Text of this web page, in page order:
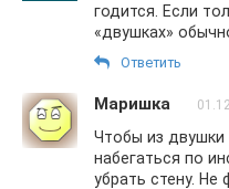
годится. Если
«двушках»
Ответить
Маришка
Чтобы из
набегаться по
убрать стену.